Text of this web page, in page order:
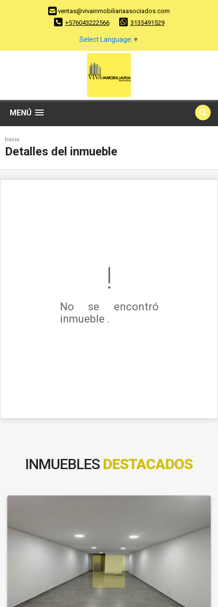
ventas@vivainmobiliariaasociados.com
+576043222566
3135491529
Select Language ▼
MENÚ
Inicio
Detalles del inmueble
No se encontró
inmueble .
INMUEBLES DESTACADOS